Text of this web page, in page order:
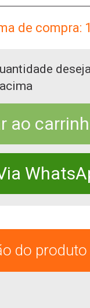
de compra:
acima
ao
do produto